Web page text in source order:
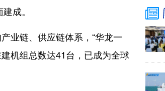
成。
业链、供应链体系，“华龙一
机组总数达41台，已成为全球